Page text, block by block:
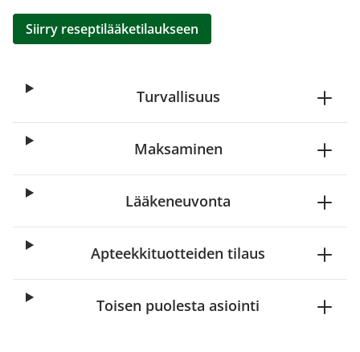
Siirry reseptilääketilaukseen
Turvallisuus
Maksaminen
Lääkeneuvonta
Apteekkituotteiden tilaus
Toisen puolesta asiointi